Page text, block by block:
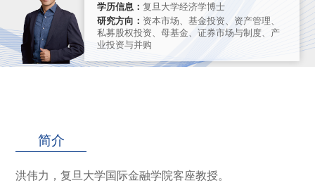
学历信息： 复旦大学经济学博士
研究方向： 资本市场、基金投资、资产管理、
私募股权投资、母基金、证券市场与制度、产
业投资与并购
简介
洪伟力，复旦大学国际金融学院客座教授。